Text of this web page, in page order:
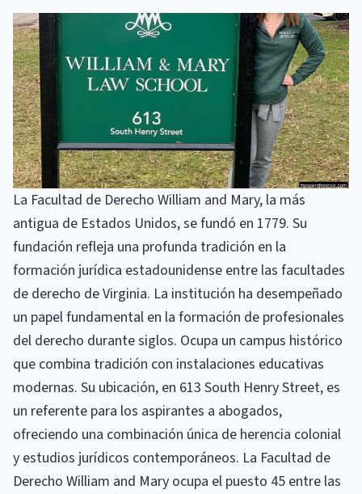
La Facultad de Derecho William and Mary, la más
antigua de Estados Unidos, se fundó en 1779. Su
fundación refleja una profunda tradición en la
formación jurídica estadounidense entre las facultades
de derecho de Virginia. La institución ha desempeñado
un papel fundamental en la formación de profesionales
del derecho durante siglos. Ocupa un campus histórico
que combina tradición con instalaciones educativas
modernas. Su ubicación, en 613 South Henry Street, es
un referente para los aspirantes a abogados,
ofreciendo una combinación única de herencia colonial
y estudios jurídicos contemporáneos. La Facultad de
Derecho William and Mary ocupa el puesto 45 entre las